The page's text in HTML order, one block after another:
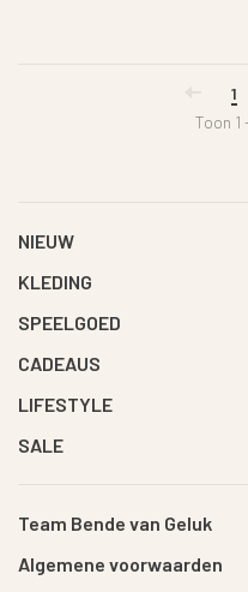
1
Toon 1
NIEUW
KLEDING
SPEELGOED
CADEAUS
LIFESTYLE
SALE
Team Bende van Geluk
Algemene voorwaarden